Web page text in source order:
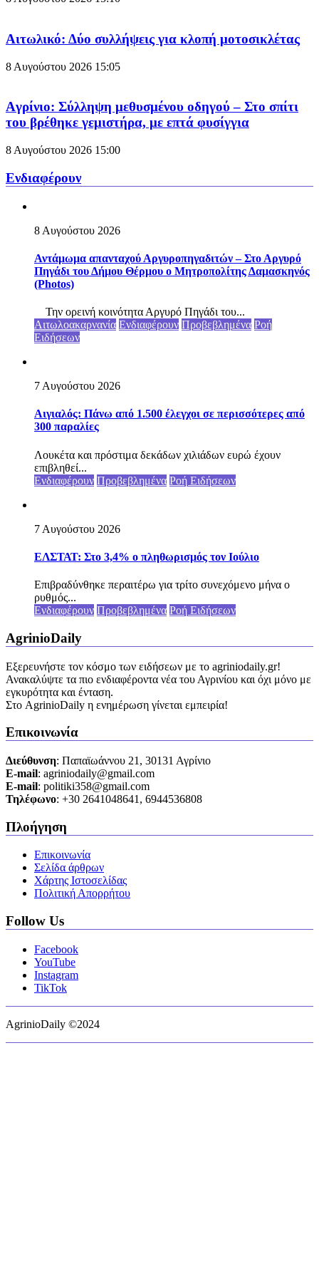
Aιτωλικό: Δύο συλλήψεις για κλοπή μοτοσικλέτας
8 Αυγούστου 2026 15:05
Aγρίνιο: Σύλληψη μεθυσμένου οδηγού – Στο σπίτι
του βρέθηκε γεμιστήρα, με επτά φυσίγγια
8 Αυγούστου 2026 15:00
Ενδιαφέρουν
8 Αυγούστου 2026
Αντάμωμα απανταχού Αργυροπηγαδιτών – Στο Αργυρό
Πηγάδι του Δήμου Θέρμου ο Μητροπολίτης Δαμασκηνός
(Photos)
Την ορεινή κοινότητα Αργυρό Πηγάδι του...
Αιτωλοακαρνανία Ενδιαφέρουν Προβεβλημένα Ροή
Ειδήσεων
7 Αυγούστου 2026
Αιγιαλός: Πάνω από 1.500 έλεγχοι σε περισσότερες από
300 παραλίες
Λουκέτα και πρόστιμα δεκάδων χιλιάδων ευρώ έχουν
επιβληθεί...
Ενδιαφέρουν Προβεβλημένα Ροή Ειδήσεων
7 Αυγούστου 2026
ΕΛΣΤΑΤ: Στο 3,4% ο πληθωρισμός τον Ιούλιο
Επιβραδύνθηκε περαιτέρω για τρίτο συνεχόμενο μήνα ο
ρυθμός...
Ενδιαφέρουν Προβεβλημένα Ροή Ειδήσεων
AgrinioDaily
Εξερευνήστε τον κόσμο των ειδήσεων με το agriniodaily.gr!
Ανακαλύψτε τα πιο ενδιαφέροντα νέα του Αγρινίου και όχι μόνο με
εγκυρότητα και ένταση.
Στο AgrinioDaily η ενημέρωση γίνεται εμπειρία!
Επικοινωνία
Διεύθυνση: Παπαϊωάννου 21, 30131 Αγρίνιο
Ε-mail: agriniodaily@gmail.com
Ε-mail: politiki358@gmail.com
Τηλέφωνο: +30 2641048641, 6944536808
Πλοήγηση
Επικοινωνία
Σελίδα άρθρων
Χάρτης Ιστοσελίδας
Πολιτική Απορρήτου
Follow Us
Facebook
YouTube
Instagram
TikTok
AgrinioDaily ©2024